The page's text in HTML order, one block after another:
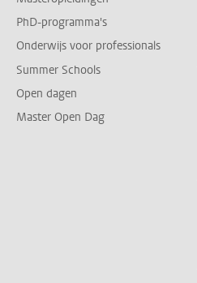
PhD-programma's
Onderwijs voor professionals
Summer Schools
Open dagen
Master Open Dag